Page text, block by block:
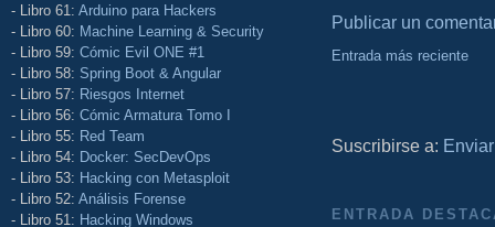
- Libro 61: Arduino para Hackers
- Libro 60: Machine Learning & Security
- Libro 59: Cómic Evil ONE #1
- Libro 58: Spring Boot & Angular
- Libro 57: Riesgos Internet
- Libro 56: Cómic Armatura Tomo I
- Libro 55: Red Team
- Libro 54: Docker: SecDevOps
- Libro 53: Hacking con Metasploit
- Libro 52: Análisis Forense
- Libro 51: Hacking Windows
Publicar un
Entrada más reciente
Suscribirse a:
ENTRADA